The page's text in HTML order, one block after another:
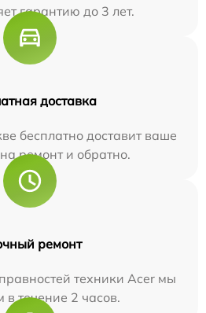
гарантию до 3 лет.
доставка
бесплатно доставит ваше
ремонт и обратно.
ремонт
техники Acer мы
в течение 2 часов.